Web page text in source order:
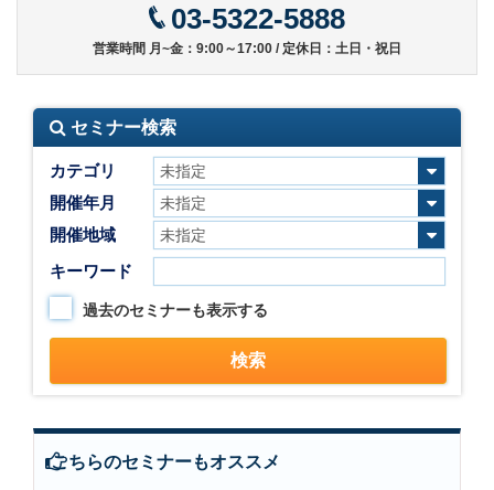
03-5322-5888
営業時間 月~金：9:00～17:00 / 定休日：土日・祝日
セミナー検索
カテゴリ
開催年月
開催地域
キーワード
過去のセミナーも表示する
こちらのセミナーもオススメ